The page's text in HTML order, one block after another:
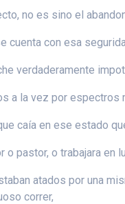
no es sino el
cuenta con esa
verdaderamente
a la vez por
caía en ese estado
o pastor, o trabajara
atados por una
correr,